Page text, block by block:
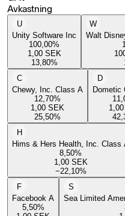
Avkastning
U
Unity Software Inc
100,00%
1,00 SEK
13,80%
W
Walt
C
Chewy, Inc. Class A
12,70%
1,00 SEK
25,50%
D
Dometic
1,00
H
Hims & Hers Health, Inc. Class
8,50%
1,00 SEK
−22,10%
F
Facebook A
5,50%
S
Sea Limited